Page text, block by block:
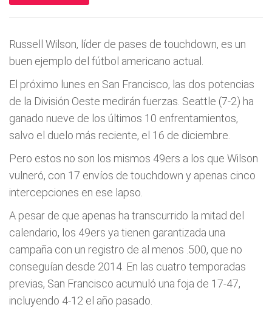
Russell Wilson, líder de pases de touchdown, es un
buen ejemplo del fútbol americano actual.
El próximo lunes en San Francisco, las dos potencias
de la División Oeste medirán fuerzas. Seattle (7-2) ha
ganado nueve de los últimos 10 enfrentamientos,
salvo el duelo más reciente, el 16 de diciembre.
Pero estos no son los mismos 49ers a los que Wilson
vulneró, con 17 envíos de touchdown y apenas cinco
intercepciones en ese lapso.
A pesar de que apenas ha transcurrido la mitad del
calendario, los 49ers ya tienen garantizada una
campaña con un registro de al menos .500, que no
conseguían desde 2014. En las cuatro temporadas
previas, San Francisco acumuló una foja de 17-47,
incluyendo 4-12 el año pasado.